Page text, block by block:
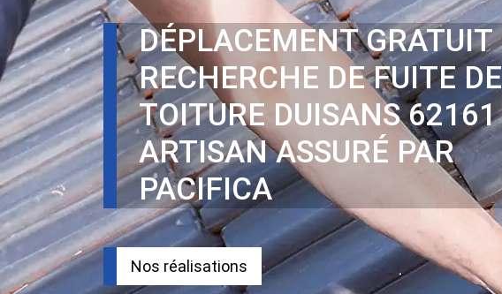
DÉPLACEMENT GRATUIT
RECHERCHE DE FUITE DE
TOITURE DUISANS 62161
ARTISAN ASSURÉ PAR
PACIFICA
Nos réalisations